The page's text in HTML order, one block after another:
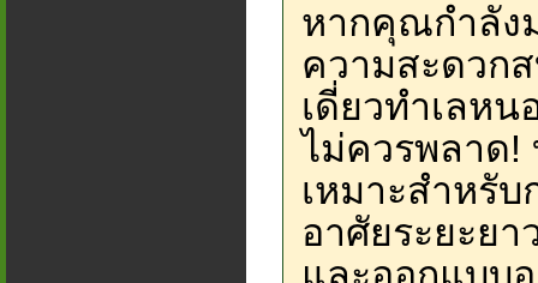
หากคุณกำลัง
ความสะดวก
เดี่ยวทำเลห
ไม่ควรพลาด!
เหมาะสำหรั
อาศัยระยะย